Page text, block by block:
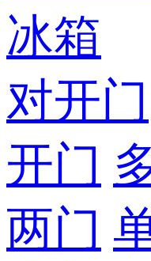
冰箱
对开门
开门
两门